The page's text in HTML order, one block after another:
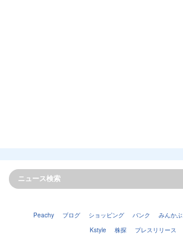
Peachy ブログ ショッピング バンク みんかぶ
Kstyle
株探 プレスリリース